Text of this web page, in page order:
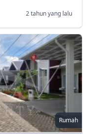
2 tahun yang lalu
Rumah